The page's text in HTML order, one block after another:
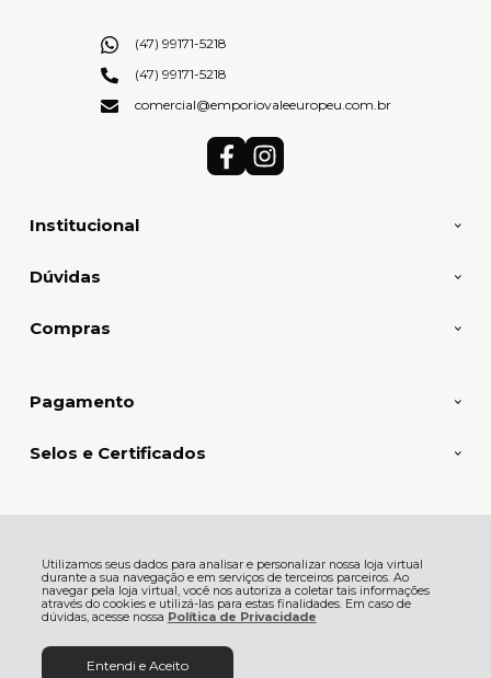
Utilizamos seus dados para analisar e personalizar nossa loja virtual
durante a sua navegação e em serviços de terceiros parceiros. Ao
navegar pela loja virtual, você nos autoriza a coletar tais informações
através do cookies e utilizá-las para estas finalidades. Em caso de
dúvidas, acesse nossa Política de Privacidade
Entendi e Aceito
Institucional
Dúvidas
Compras
(47) 99171-5218
(47) 99171-5218
comercial@emporiovaleeuropeu.com.br
Pagamento
Selos e Certificados
Em frente a rodoviária - Centro - 89107-000 - Pomerode - SC
CNPJ: 42.042.935/0001-80 | © Todos os direitos reservados - Emporio Vale
Europeu - 2026